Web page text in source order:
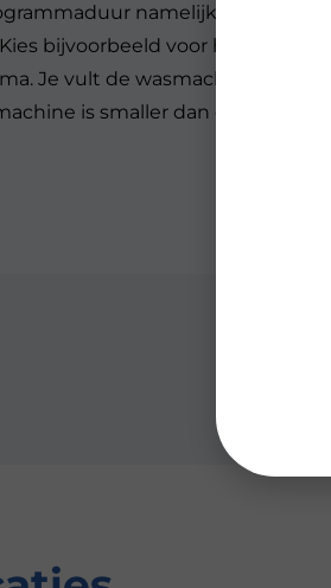
namelijk aan op
bijvoorbeeld voor het
Je vult de wasmachine via de
is smaller dan een